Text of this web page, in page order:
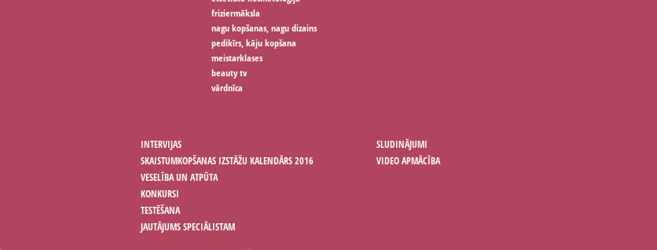
friziermāksla
nagu kopšanas, nagu dizains
pedikīrs, kāju kopšana
meistarklases
beauty tv
vārdnīca
INTERVIJAS
SKAISTUMKOPŠANAS IZSTĀŽU KALENDĀRS 2016
VESELĪBA UN ATPŪTA
KONKURSI
TESTĒŠANA
JAUTĀJUMS SPECIĀLISTAM
SLUDINĀJUMI
VIDEO APMĀCĪBA